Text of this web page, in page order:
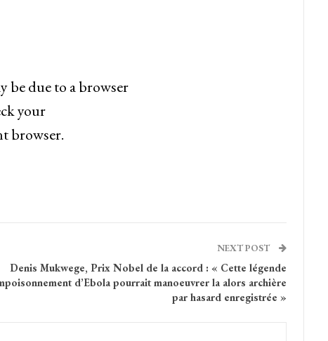
be due to a browser
your
browser.
NEXT POST
Denis Mukwege, Prix Nobel de la accord : « Cette légende
d’Ebola pourrait manoeuvrer la alors archière
par hasard enregistrée »